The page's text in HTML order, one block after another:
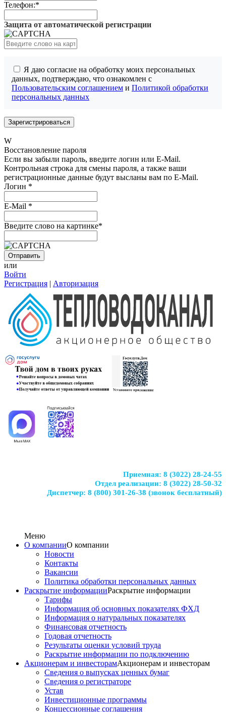
Телефон:*
Защита от автоматической регистрации
Я даю согласие на обработку моих персональных
данных, подтверждаю, что ознакомлен с
Пользовательским соглашением и Политикой обработки
персональных данных
W
Восстановление пароля
Если вы забыли пароль, введите логин или E-Mail.
Контрольная строка для смены пароля, а также ваши
регистрационные данные будут высланы вам по E-Mail.
Логин *
E-Mail *
Введите слово на картинке*
или
Войти
Регистрация | Авторизация
Приемная: 8 (3022) 28-24-55
Отдел реализации: 8 (3022) 28-50-32
Диспетчер: 8 (800) 301-26-38 (звонок бесплатный)
Меню
О компанииО компании
Новости
Контакты
Вакансии
Политика обработки персональных данных
Раскрытие информацииРаскрытие информации
Тарифы
Информация об основных показателях ФХД
Информация о натуральных показателях
Финансовая отчетность
Годовая отчетность
Результаты оценки условий труда
Раскрытие информации по подключению
Акционерам и инвесторамАкционерам и инвесторам
Сведения о выпусках ценных бумаг
Сведения о регистраторе
Устав
Инвестиционные программы
Концессионные соглашения